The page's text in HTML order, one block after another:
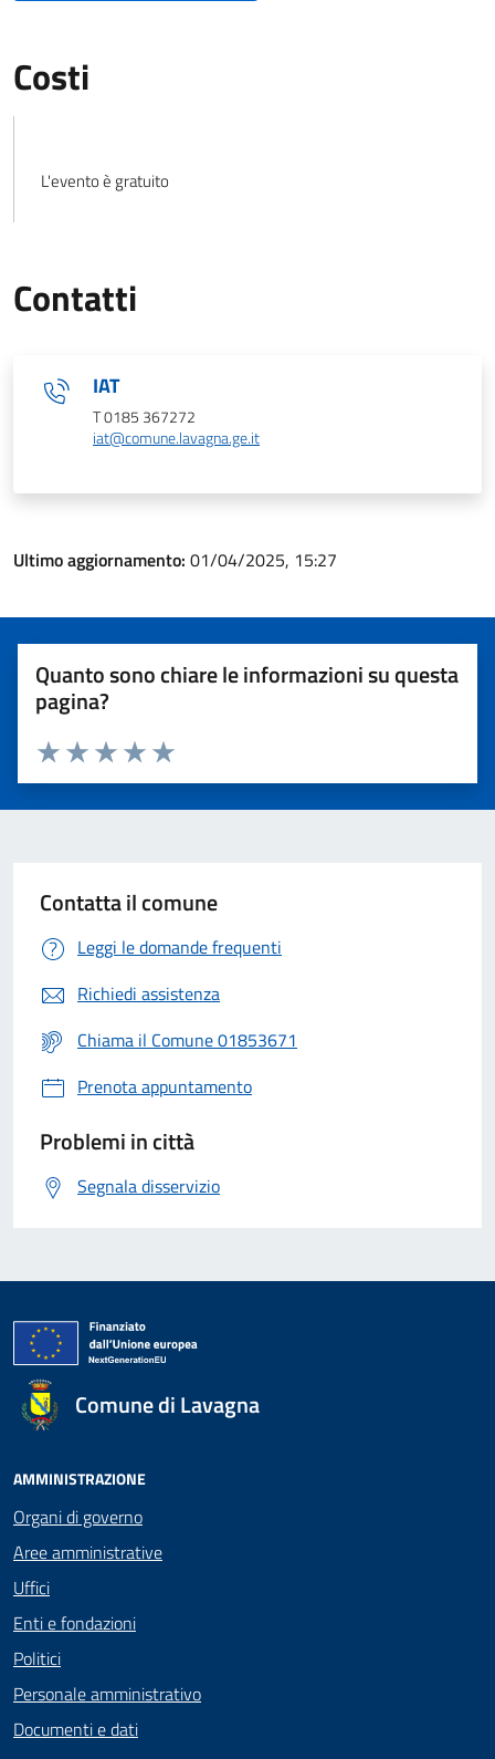
Costi
L'evento è gratuito
Contatti
IAT
T 0185 367272
iat@comune.lavagna.ge.it
Ultimo aggiornamento: 01/04/2025, 15:27
Quanto sono chiare le informazioni su questa
pagina?
Valuta 5 stelle su 5
Valuta 4 stelle su 5
Valuta 3 stelle su 5
Valuta 2 stelle su 5
Valuta 1 stelle su 5
Contatta il comune
Leggi le domande frequenti
Richiedi assistenza
Chiama il Comune 01853671
Prenota appuntamento
Problemi in città
Segnala disservizio
Comune di Lavagna
AMMINISTRAZIONE
Organi di governo
Aree amministrative
Uffici
Enti e fondazioni
Politici
Personale amministrativo
Documenti e dati